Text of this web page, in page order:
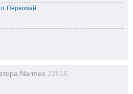
Первомай
Narmes 23516